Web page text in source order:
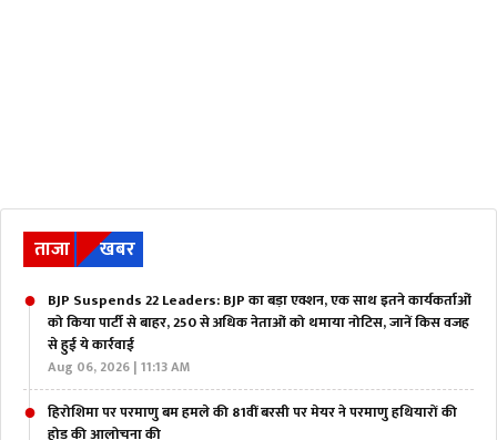
ताजा खबर
BJP Suspends 22 Leaders: BJP का बड़ा एक्शन, एक साथ इतने कार्यकर्ताओं
को किया पार्टी से बाहर, 250 से अधिक नेताओं को थमाया नोटिस, जानें किस वजह
से हुई ये कार्रवाई
Aug 06, 2026 | 11:13 AM
हिरोशिमा पर परमाणु बम हमले की 81वीं बरसी पर मेयर ने परमाणु हथियारों की
होड़ की आलोचना की